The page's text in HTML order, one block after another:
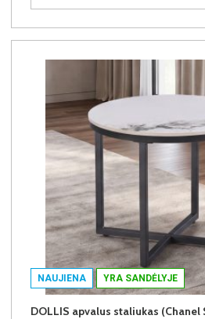
NAUJIENA YRA SANDĖLYJE